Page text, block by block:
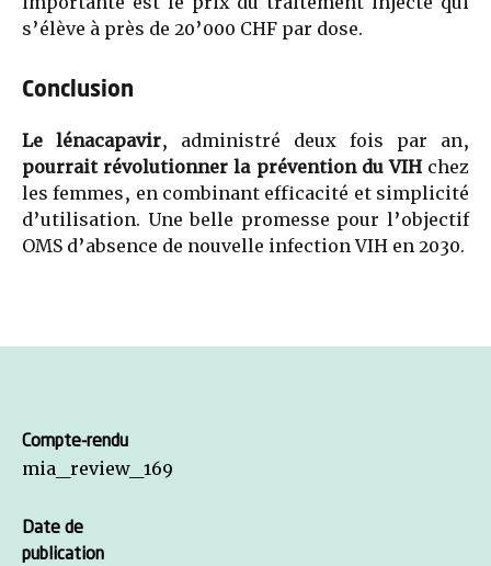
s’élève à près de 20’000 CHF par dose.
Conclusion
Le lénacapavir, administré deux fois par an,
pourrait révolutionner la prévention du VIHchez
les femmes, en combinant efficacité et simplicité
d’utilisation. Une belle promesse pour l’objectif
OMS d’absence de nouvelle infection VIH en 2030.
Compte-rendu
mia_review_169
Date de
publication